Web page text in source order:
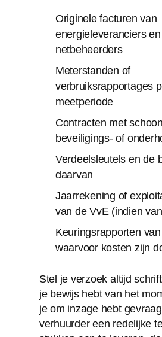
Originele facturen van
energieleveranciers en
netbeheerders
Meterstanden of
verbruiksrapportages
meetperiode
Contracten met
beveiligings- of
Verdeelsleutels en de
daarvan
Jaarrekening of
van de VvE (indien
Keuringsrapporten
waarvoor kosten zijn
Stel je verzoek altijd
je bewijs hebt van het
je om inzage hebt
verhuurder een redelijke